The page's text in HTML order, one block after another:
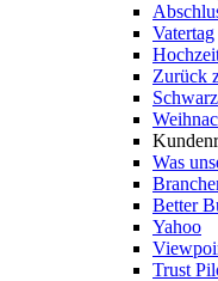
Vatertag
Zurück
Was
Better
Yahoo
Trust